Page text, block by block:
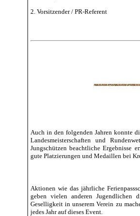
2. Vorsitzender / PR-Referent
Auch in den folgenden Jahren konnte
Landesmeisterschaften und
Jungschützen beachtliche Ergebnisse
gute Platzierungen und Medaillen bei
Aktionen wie das jährliche
geben vielen anderen
Geselligkeit in unserem Verein zu
jedes Jahr auf dieses Event.